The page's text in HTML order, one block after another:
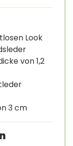
Look
von 1,2
3 cm